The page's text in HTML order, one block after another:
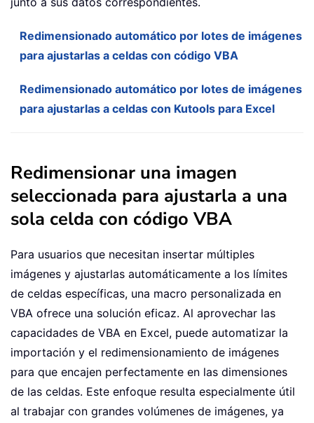
Redimensionado automático por lotes de imágenes
para ajustarlas a celdas con código VBA
Redimensionado automático por lotes de imágenes
para ajustarlas a celdas con Kutools para Excel
Redimensionar una imagen
seleccionada para ajustarla a una
sola celda con código VBA
Para usuarios que necesitan insertar múltiples
imágenes y ajustarlas automáticamente a los límites
de celdas específicas, una macro personalizada en
VBA ofrece una solución eficaz. Al aprovechar las
capacidades de VBA en Excel, puede automatizar la
importación y el redimensionamiento de imágenes
para que encajen perfectamente en las dimensiones
de las celdas. Este enfoque resulta especialmente útil
al trabajar con grandes volúmenes de imágenes, ya